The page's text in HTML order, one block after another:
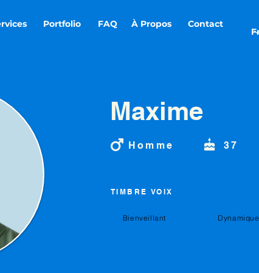
Portfolio FAQ À Propos Contact
Maxime
Homme 37
TIMBRE VOIX
Bienveillant Dynamique